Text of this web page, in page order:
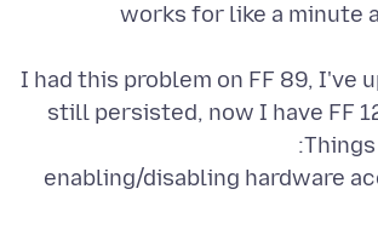
works for like a minute
I had this problem on FF 89, I've
still persisted, now I have FF
- enabling/disabling hardware